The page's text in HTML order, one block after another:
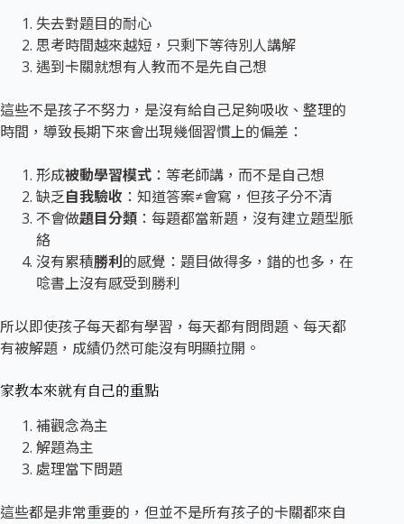
失去對題目的耐心
思考時間越來越短，只剩下等待別人講解
遇到卡關就想有人教而不是先自己想
這些不是孩子不努力，是沒有給自己足夠吸收、整理的
時間，導致長期下來會出現幾個習慣上的偏差：
形成被動學習模式 ：等老師講，而不是自己想
缺乏自我驗收 ：知道答案≠會寫，但孩子分不清
不會做題目分類 ：每題都當新題，沒有建立題型脈
絡
沒有累積勝利的感覺：題目做得多，錯的也多，在
唸書上沒有感受到勝利
所以即使孩子每天都有學習，每天都有問問題、每天都
有被解題，成績仍然可能沒有明顯拉開。
家教本來就有自己的重點
補觀念為主
解題為主
處理當下問題
這些都是非常重要的，但並不是所有孩子的卡關都來自